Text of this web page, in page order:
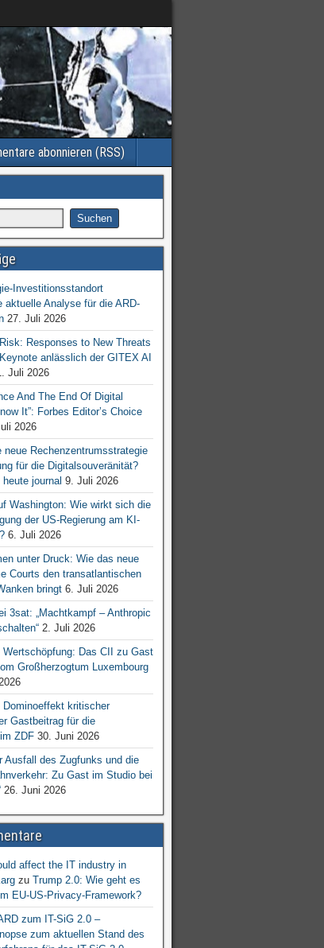
abonnieren (RSS)
Investitionsstandort
aktuelle Analyse für die ARD-
27. Juli 2026
Responses to New Threats
anlässlich der GITEX AI
Juli 2026
And The End Of Digital
It”: Forbes Editor’s Choice
2026
Rechenzentrumsstrategie
für die Digitalsouveränität?
journal 9. Juli 2026
Washington: Wie wirkt sich die
der US-Regierung am KI-
6. Juli 2026
unter Druck: Wie das neue
Courts den transatlantischen
bringt 6. Juli 2026
3sat: „Machtkampf – Anthropic
2. Juli 2026
Wertschöpfung: Das CII zu Gast
Großherzogtum Luxembourg
Dominoeffekt kritischer
Gastbeitrag für die
ZDF 30. Juni 2026
Ausfall des Zugfunks und die
Zu Gast im Studio bei
26. Juni 2026
affect the IT industry in
zu Trump 2.0: Wie geht es
EU-US-Privacy-Framework?
zum IT-SiG 2.0 –
zum aktuellen Stand des